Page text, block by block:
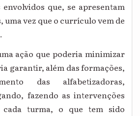
que, se apresentam
uma vez que o currículo vem de
ação que poderia minimizar
garantir, além das formações,
das alfabetizadoras,
fazendo as intervenções
cada turma, o que tem sido